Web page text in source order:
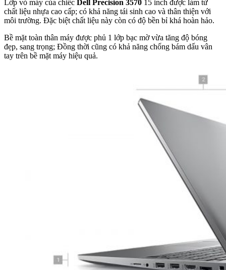
Lớp vỏ máy của chiếc Dell Precision 3570 15 inch được làm từ
chất liệu nhựa cao cấp; có khả năng tái sinh cao và thân thiện với
môi trường. Đặc biệt chất liệu này còn có độ bền bỉ khá hoàn hảo.
Bề mặt toàn thân máy được phủ 1 lớp bạc mờ vừa tăng độ bóng
đẹp, sang trọng; Đồng thời cũng có khả năng chống bám dấu vân
tay trên bề mặt máy hiệu quả.